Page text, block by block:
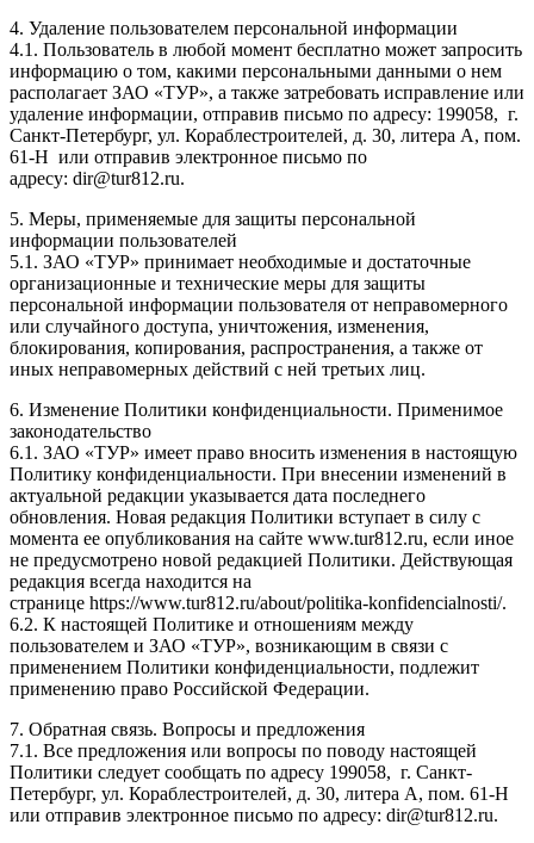
4. Удаление пользователем персональной информации
4.1. Пользователь в любой момент бесплатно может запросить
информацию о том, какими персональными данными о нем
располагает ЗАО «ТУР», а также затребовать исправление или
удаление информации, отправив письмо по адресу: 199058, г.
Санкт-Петербург, ул. Кораблестроителей, д. 30, литера А, пом.
61-Н или отправив электронное письмо по
адресу: dir@tur812.ru.
5. Меры, применяемые для защиты персональной
информации пользователей
5.1. ЗАО «ТУР» принимает необходимые и достаточные
организационные и технические меры для защиты
персональной информации пользователя от неправомерного
или случайного доступа, уничтожения, изменения,
блокирования, копирования, распространения, а также от
иных неправомерных действий с ней третьих лиц.
6. Изменение Политики конфиденциальности. Применимое
законодательство
6.1. ЗАО «ТУР» имеет право вносить изменения в настоящую
Политику конфиденциальности. При внесении изменений в
актуальной редакции указывается дата последнего
обновления. Новая редакция Политики вступает в силу с
момента ее опубликования на сайте www.tur812.ru, если иное
не предусмотрено новой редакцией Политики. Действующая
редакция всегда находится на
странице https://www.tur812.ru/about/politika-konfidencialnosti/.
6.2. К настоящей Политике и отношениям между
пользователем и ЗАО «ТУР», возникающим в связи с
применением Политики конфиденциальности, подлежит
применению право Российской Федерации.
7. Обратная связь. Вопросы и предложения
7.1. Все предложения или вопросы по поводу настоящей
Политики следует сообщать по адресу 199058, г. Санкт-
Петербург, ул. Кораблестроителей, д. 30, литера А, пом. 61-Н
или отправив электронное письмо по адресу: dir@tur812.ru.